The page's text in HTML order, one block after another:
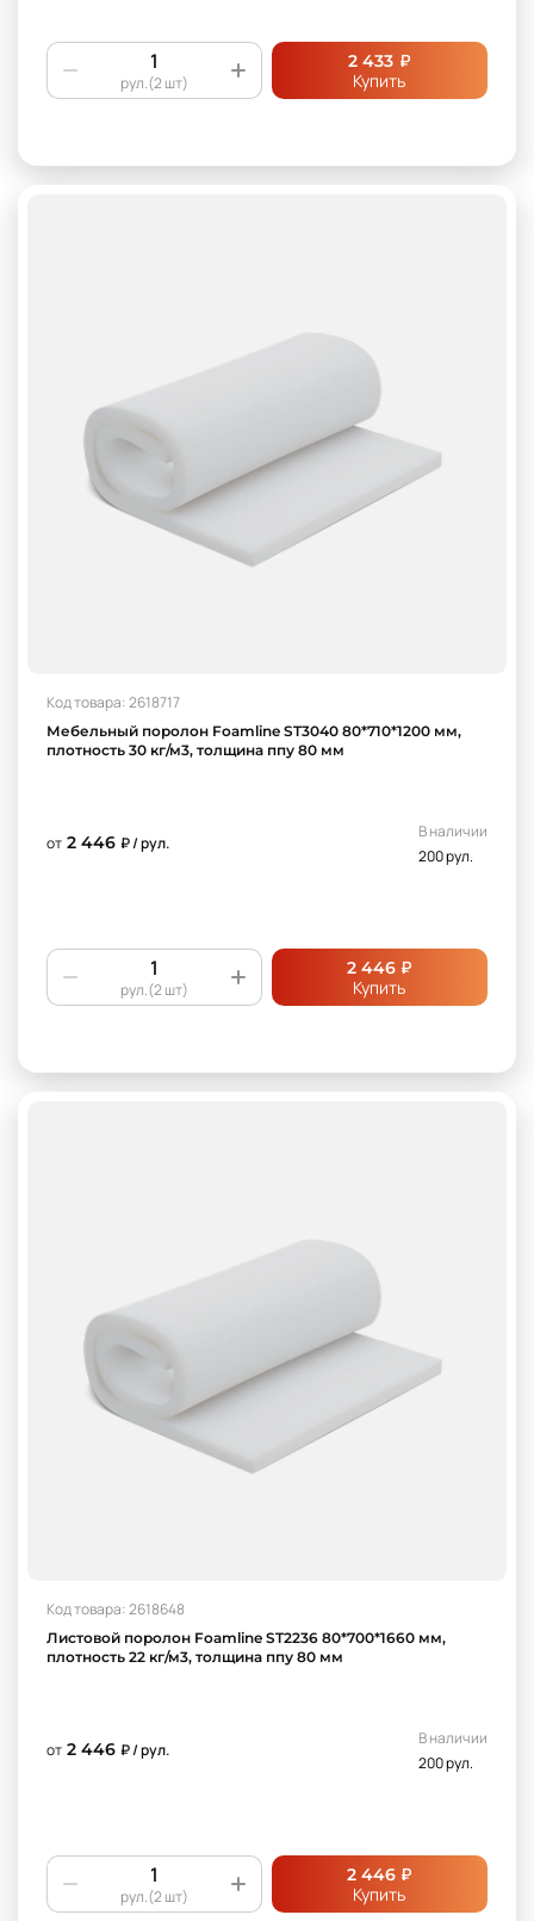
рул.(2 шт)
2 433 ₽
Купить
Код товара: 2618717
Мебельный поролон Foamline ST3040 80*710*1200 мм,
плотность 30 кг/м3, толщина ппу 80 мм
от 2 446 ₽ / рул.
В наличии
200 рул.
рул.(2 шт)
2 446 ₽
Купить
Код товара: 2618648
Листовой поролон Foamline ST2236 80*700*1660 мм,
плотность 22 кг/м3, толщина ппу 80 мм
от 2 446 ₽ / рул.
В наличии
200 рул.
рул.(2 шт)
2 446 ₽
Купить